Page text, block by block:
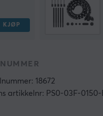
KJØP
18672
artikkelnr: PS0-03F-0150-